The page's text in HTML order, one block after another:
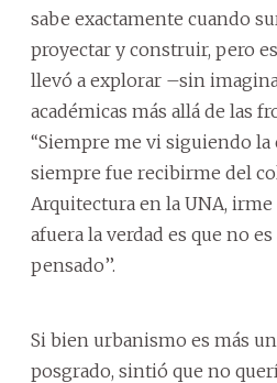
sabe exactamente cuando
proyectar y construir, pero
llevó a explorar –sin
académicas más allá de las
‘‘Siempre me vi siguiendo la
siempre fue recibirme del
Arquitectura en la UNA,
afuera la verdad es que no
pensado’’.
Si bien urbanismo es más
posgrado, sintió que no